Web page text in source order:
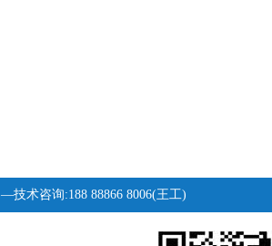
—技术咨询:188 88866 8006(王工)